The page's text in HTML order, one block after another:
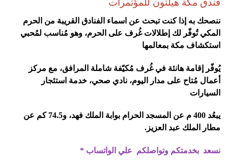
فندق مكة هيلتون للمؤتمرات
ننصحك به إذا كنت تبحث عن اسماء الفنادق القريبة من الحرم
المكي تُوفّر لك إطلالات غُرف على الحرم، وهو مُناسب لمُحبي
استكشاف مكة بمعالمها
يُوفّر إقامة هانئة في غُرف مُكيّفة شاملة المرافق، مع مركز
أعمال مُتاح على مدار اليوم، نادي صحي، خدمة استئجار
السيارات
يبعُد 400 م عن المسجد الحرام بوابة الملك فهد، و74.5 كم عن
مطار الملك عبد العزيز.
نسعد بخدمتكم وتواصلكم علي الواتساب *